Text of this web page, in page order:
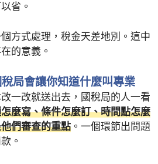
省。
方式處理，稅金天差地別。這中
的意義。
局會讓你知道什麼叫專業
一改就送出去，國稅局的人一看
麼寫、條件怎麼訂、時間點怎麼
們審查的重點 。一個環節出問題
。